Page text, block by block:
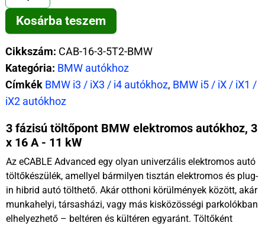
Kosárba teszem
Cikkszám: CAB-16-3-5T2-BMW
Kategória: BMW autókhoz
Címkék BMW i3 / iX3 / i4 autókhoz, BMW i5 / iX / iX1 /
iX2 autókhoz
3 fázisú töltőpont BMW elektromos autókhoz, 3
x 16 A - 11 kW
Az eCABLE Advanced egy olyan univerzális elektromos autó
töltőkészülék, amellyel bármilyen tisztán elektromos és plug-
in hibrid autó tölthető. Akár otthoni körülmények között, akár
munkahelyi, társasházi, vagy más kisközösségi parkolókban
elhelyezhető – beltéren és kültéren egyaránt. Töltőként